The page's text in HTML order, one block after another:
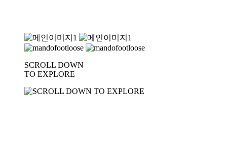
SCROLL DOWN
TO EXPLORE